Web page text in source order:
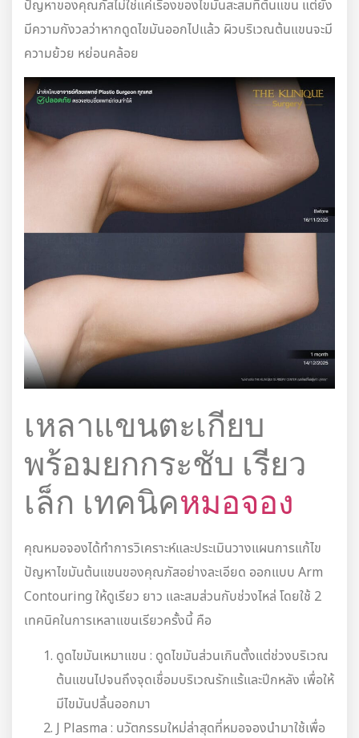
ปัญหาของคุณภัสไม่ใช่แค่เรื่องของไขมันสะสมที่ต้นแขน แต่ยัง
มีความกังวลว่าหากดูดไขมันออกไปแล้ว ผิวบริเวณต้นแขนจะมี
ความย้วย หย่อนคล้อย
เหลาแขนตะเกียบ
พร้อมยกกระชับ เรียว
เล็ก เทคนิคหมอจอง
คุณหมอจองได้ทำการวิเคราะห์และประเมินวางแผนการแก้ไข
ปัญหาไขมันต้นแขนของคุณภัสอย่างละเอียด ออกแบบ Arm
Contouring ให้ดูเรียว ยาว และสมส่วนกับช่วงไหล่ โดยใช้ 2
เทคนิคในการเหลาแขนเรียวครั้งนี้ คือ
ดูดไขมันเหมาแขน : ดูดไขมันส่วนเกินตั้งแต่ช่วงบริเวณ
ต้นแขนไปจนถึงจุดเชื่อมบริเวณรักแร้และปีกหลัง เพื่อให้
มีไขมันปลิ้นออกมา
J Plasma : นวัตกรรมใหม่ล่าสุดที่หมอจองนำมาใช้เพื่อ